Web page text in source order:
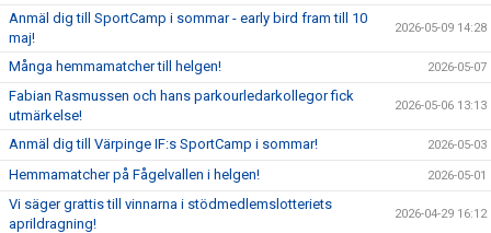
Anmäl dig till SportCamp i sommar - early bird fram till 10
maj!
2026-05-09 14:28
Många hemmamatcher till helgen! 2026-05-07
Fabian Rasmussen och hans parkourledarkollegor fick
utmärkelse!
2026-05-06 13:13
Anmäl dig till Värpinge IF:s SportCamp i sommar! 2026-05-03
Hemmamatcher på Fågelvallen i helgen! 2026-05-01
Vi säger grattis till vinnarna i stödmedlemslotteriets
aprildragning!
2026-04-29 16:12